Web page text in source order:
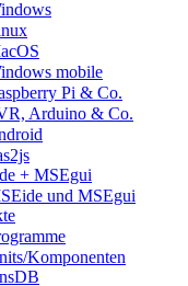
mobile
Pi & Co.
Arduino & Co.
+ MSEgui
und MSEgui
Komponenten